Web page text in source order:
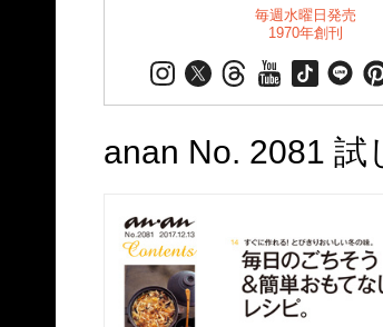
毎週水曜日発売
1970年創刊
anan No. 2081 試